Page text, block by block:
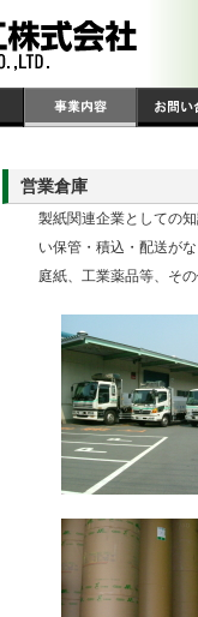
営業倉庫
製紙関連企業としての
い保管・積込・配送が
庭紙、工業薬品等、そ